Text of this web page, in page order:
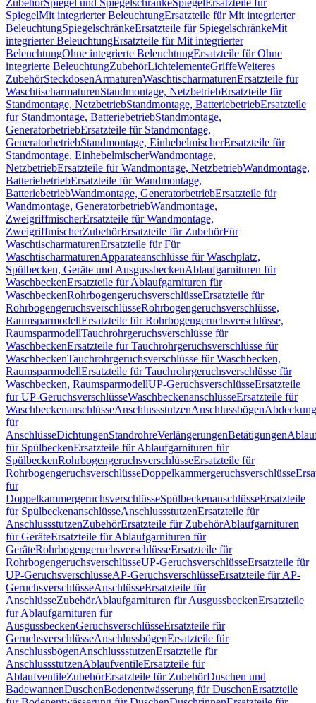
ZubehörSpiegel und SpiegelschränkeSpiegel Ersatzteile für
SpiegelMit integrierter BeleuchtungErsatzteile für Mit integrierter
BeleuchtungSpiegelschränkeErsatzteile für SpiegelschränkeMit
integrierter BeleuchtungErsatzteile für Mit integrierter
BeleuchtungOhne integrierte BeleuchtungErsatzteile für Ohne
integrierte BeleuchtungZubehörLichtelementeGriffeWeiteres
ZubehörSteckdosenArmaturenWaschtischarmaturenErsatzteile für
WaschtischarmaturenStandmontage, NetzbetriebErsatzteile für
Standmontage, NetzbetriebStandmontage, BatteriebetriebErsatzteile
für Standmontage, BatteriebetriebStandmontage,
GeneratorbetriebErsatzteile für Standmontage,
GeneratorbetriebStandmontage, EinhebelmischerErsatzteile für
Standmontage, EinhebelmischerWandmontage,
NetzbetriebErsatzteile für Wandmontage, NetzbetriebWandmontage,
BatteriebetriebErsatzteile für Wandmontage,
BatteriebetriebWandmontage, GeneratorbetriebErsatzteile für
Wandmontage, GeneratorbetriebWandmontage,
ZweigriffmischerErsatzteile für Wandmontage,
ZweigriffmischerZubehörErsatzteile für ZubehörFür
WaschtischarmaturenErsatzteile für Für
WaschtischarmaturenApparateanschlüsse für Waschplatz,
Spülbecken, Geräte und AusgussbeckenAblaufgarnituren für
WaschbeckenErsatzteile für Ablaufgarnituren für
WaschbeckenRohrbogengeruchsverschlüsseErsatzteile für
RohrbogengeruchsverschlüsseRohrbogengeruchsverschlüsse,
RaumsparmodellErsatzteile für Rohrbogengeruchsverschlüsse,
RaumsparmodellTauchrohrgeruchsverschlüsse für
WaschbeckenErsatzteile für Tauchrohrgeruchsverschlüsse für
WaschbeckenTauchrohrgeruchsverschlüsse für Waschbecken,
RaumsparmodellErsatzteile für Tauchrohrgeruchsverschlüsse für
Waschbecken, RaumsparmodellUP-GeruchsverschlüsseErsatzteile
für UP-GeruchsverschlüsseWaschbeckenanschlüsseErsatzteile für
WaschbeckenanschlüsseAnschlussstutzenAnschlussbögen
für
AnschlüsseDichtungenStandrohreVerlängerungenBetätigungen
für SpülbeckenErsatzteile für Ablaufgarnituren für
SpülbeckenRohrbogengeruchsverschlüsseErsatzteile für
RohrbogengeruchsverschlüsseDoppelkammergeruchsverschlüsse
für
DoppelkammergeruchsverschlüsseSpülbeckenanschlüsseErsatzteile
für SpülbeckenanschlüsseAnschlussstutzenErsatzteile für
AnschlussstutzenZubehörErsatzteile für ZubehörAblaufgarnituren
für GeräteErsatzteile für Ablaufgarnituren für
GeräteRohrbogengeruchsverschlüsseErsatzteile für
RohrbogengeruchsverschlüsseUP-GeruchsverschlüsseErsatzteile für
UP-GeruchsverschlüsseAP-GeruchsverschlüsseErsatzteile für AP-
GeruchsverschlüsseAnschlüsseErsatzteile für
AnschlüsseZubehörAblaufgarnituren für AusgussbeckenErsatzteile
für Ablaufgarnituren für
AusgussbeckenGeruchsverschlüsseErsatzteile für
GeruchsverschlüsseAnschlussbögenErsatzteile für
AnschlussbögenAnschlussstutzenErsatzteile für
AnschlussstutzenAblaufventileErsatzteile für
AblaufventileZubehörErsatzteile für ZubehörDuschen und
BadewannenDuschenBodenentwässerung für DuschenErsatzteile